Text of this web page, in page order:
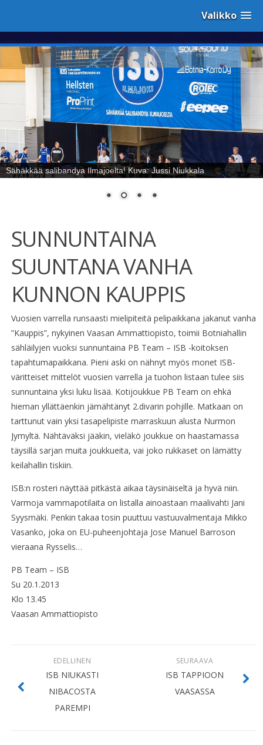
Valikko
Sähäkkää salibandya Ilmajoelta! Kuva: Jussi Niukkala
SUNNUNTAINA
SUUNTANA VANHA
KUNNON KAUPPIS
Vuosien varrella runsaasti mielipiteitä pelipaikkana jakanut vanha
”Kauppis”, nykyinen Vaasan Ammattiopisto, toimii Botniahallin
sähläilyjen vuoksi sunnuntaina PB Team – ISB -koitoksen
tapahtumapaikkana. Pieni aski on nähnyt myös monet ISB-
väritteiset mittelöt vuosien varrella ja tuohon listaan tulee siis
sunnuntaina yksi luku lisää. Kotijoukkue PB Team on ehkä
hieman yllättäenkin jämähtänyt 2.divarin pohjille. Matkaan on
tarttunut vain yksi tasapelipiste marraskuun alusta Nurmon
Jymyltä. Nähtäväksi jääkin, vieläkö joukkue on haastamassa
täysillä sarjan muita joukkueita, vai joko rukkaset on lämätty
keilahallin tiskiin.
ISB:n rosteri näyttää pitkästä aikaa täysinäiseltä ja hyvä niin.
Varmoja vammapotilaita on listalla ainoastaan maalivahti Jani
Syysmäki. Penkin takaa tosin puuttuu vastuuvalmentaja Mikko
Vasanko, joka on EU-puheenjohtaja Jose Manuel Barroson
vieraana Rysselis…
PB Team – ISB
Su 20.1.2013
Klo 13.45
Vaasan Ammattiopisto
SEURAAVA
ISB TAPPIOON
VAASASSA
EDELLINEN
ISB NIUKASTI
NIBACOSTA
PAREMPI